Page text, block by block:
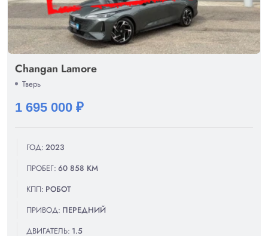
Changan Lamore
Тверь
1 695 000 ₽
ГОД: 2023
ПРОБЕГ: 60 858 КМ
КПП: РОБОТ
ПРИВОД: ПЕРЕДНИЙ
ДВИГАТЕЛЬ: 1.5